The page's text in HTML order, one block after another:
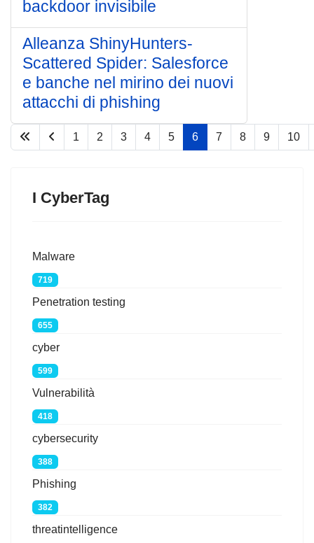
backdoor invisibile
Alleanza ShinyHunters-
Scattered Spider: Salesforce
e banche nel mirino dei nuovi
attacchi di phishing
Pagina 6 di 77
1 2 3 4 5 6 7 8 9 10
I CyberTag
Malware
719
Penetration testing
655
cyber
599
Vulnerabilità
418
cybersecurity
388
Phishing
382
threatintelligence